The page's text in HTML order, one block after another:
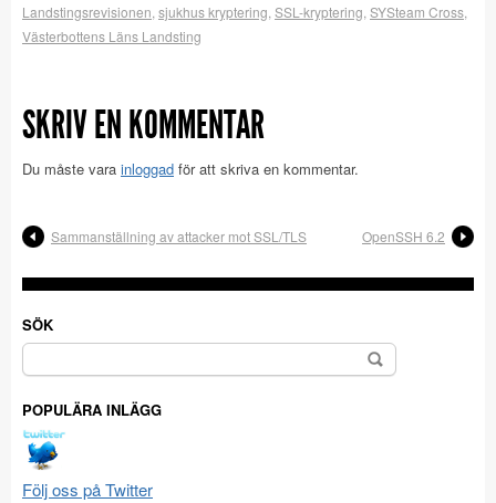
Landstingsrevisionen sjukhus kryptering SSL-kryptering SYSteam Cross
Västerbottens Läns Landsting
SKRIV EN KOMMENTAR
Du måste vara inloggad för att skriva en kommentar.
Sammanställning av attacker mot SSL/TLS OpenSSH 6.2
SÖK
Sök
efter:
POPULÄRA INLÄGG
Följ oss på Twitter